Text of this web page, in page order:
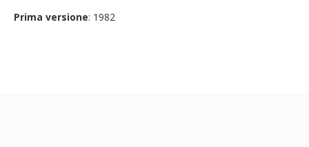
Prima versione: 1982